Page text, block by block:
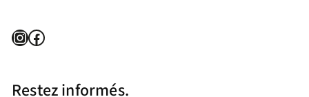
InstagramFacebook
Restez informés.